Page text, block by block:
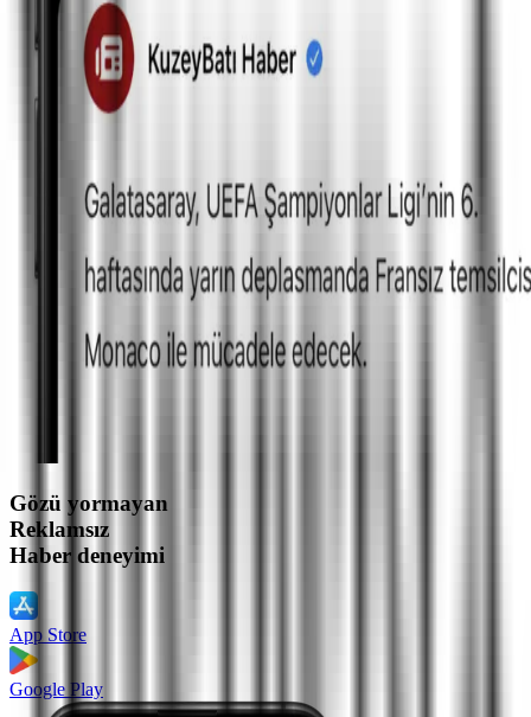
Gözü yormayan
Reklamsız
Haber deneyimi
App Store
Google Play